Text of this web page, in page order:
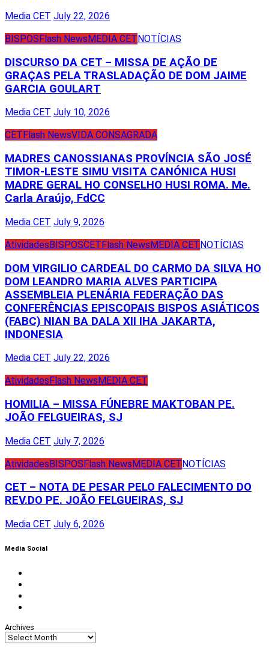
Media CET July 22, 2026
BISPOSFlash NewsMEDIA CETNOTÍCIAS
DISCURSO DA CET – MISSA DE AÇÃO DE
GRAÇAS PELA TRASLADAÇÃO DE DOM JAIME
GARCIA GOULART
Media CET July 10, 2026
CET Flash NewsVIDA CONSAGRADA
MADRES CANOSSIANAS PROVÍNCIA SÃO JOSÉ
TIMOR-LESTE SIMU VISITA CANÓNICA HUSI
MADRE GERAL HO CONSELHO HUSI ROMA. Me.
Carla Araújo, FdCC
Media CET July 9, 2026
AtividadesBISPOSCETFlash NewsMEDIA CETNOTÍCIAS
DOM VIRGILIO CARDEAL DO CARMO DA SILVA HO
DOM LEANDRO MARIA ALVES PARTICIPA
ASSEMBLEIA PLENÁRIA FEDERAÇÃO DAS
CONFERÊNCIAS EPISCOPAIS BISPOS ASIÁTICOS
(FABC) NIAN BA DALA XII IHA JAKARTA,
INDONESIA
Media CET July 22, 2026
Atividades Flash News MEDIA CET
HOMILIA – MISSA FÚNEBRE MAKTOBAN PE.
JOÃO FELGUEIRAS, SJ
Media CET July 7, 2026
AtividadesBISPOSFlash NewsMEDIA CETNOTÍCIAS
CET – NOTA DE PESAR PELO FALECIMENTO DO
REV.DO PE. JOÃO FELGUEIRAS, SJ
Media CET July 6, 2026
Media Social
Archives